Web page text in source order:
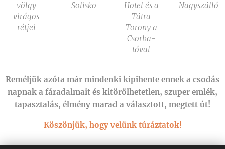
völgy
virágos
rétjei
Solisko
Hotel és a
Tátra
Torony a
Csorba-
tóval
Nagyszálló
Reméljük azóta már mindenki kipihente ennek a csodás
napnak a fáradalmait és kitörölhetetlen, szuper emlék,
tapasztalás, élmény marad a választott, megtett út!
Köszönjük, hogy velünk túráztatok!